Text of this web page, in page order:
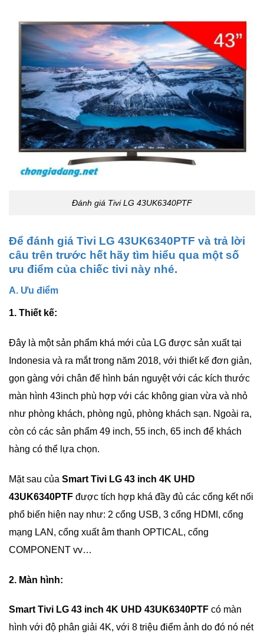
Đánh giá Tivi LG 43UK6340PTF
Để đánh giá Tivi LG 43UK6340PTF và trả lời
câu trên trước hết hãy tìm hiểu qua một số
ưu điểm của chiếc tivi này nhé.
A. Ưu điểm
1. Thiết kế:
Đây là một sản phẩm khá mới của LG được sản xuất tại
Indonesia và ra mắt trong năm 2018, với thiết kế đơn giản,
gọn gàng với chân đế hình bán nguyệt với các kích thước
màn hình 43inch phù hợp với các không gian vừa và nhỏ
như phòng khách, phòng ngủ, phòng khách sạn. Ngoài ra,
còn có các sản phẩm 49 inch, 55 inch, 65 inch để khách
hàng có thể lựa chọn.
Mặt sau của Smart Tivi LG 43 inch 4K UHD
43UK6340PTF được tích hợp khá đầy đủ các cổng kết nối
phổ biến hiện nay như: 2 cổng USB, 3 cổng HDMI, cổng
mạng LAN, cổng xuất âm thanh OPTICAL, cổng
COMPONENT vv…
2. Màn hình:
Smart Tivi LG 43 inch 4K UHD 43UK6340PTF có màn
hình với độ phân giải 4K, với 8 triệu điểm ảnh do đó nó nét